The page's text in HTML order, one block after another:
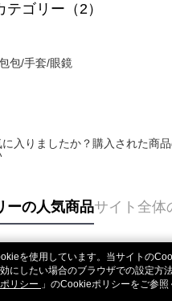
ゴリー（2）
包/手套/眼鏡
に入りましたか？購入された商
ーの人気商品サイト全体
を使用しています。当サイトの
にしたい場合のブラウザでの設定方
リシー 」のCookieポリシーをご参照
き続き使用される場合、当社がサイト